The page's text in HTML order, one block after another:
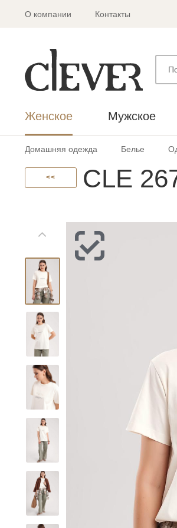
О компании Контакты
Женское Мужское
Домашняя одежда Белье
<< CLE